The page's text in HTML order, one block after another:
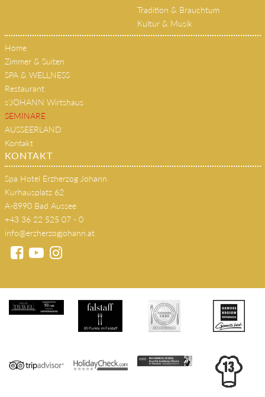
Tradition & Brauchtum
Kultur & Musik
Home
Zimmer & Suiten
SPA & WELLNESS
Restaurant
s'JOHANN Wirtshaus
SEMINARE
AUSSEERLAND
Kontakt
KONTAKT
Spa Hotel Erzherzog Johann
Kurhausplatz 62
A-8990 Bad Aussee
+43 36 22 525 07 - 0
info@erzherzogjohann.at